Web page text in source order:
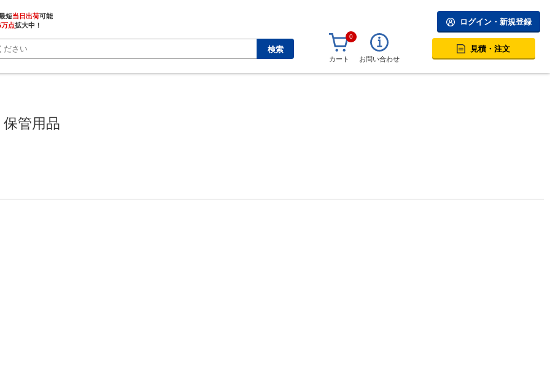
短当日出荷
万点拡大中！
検索
ログイン・新規登録
0
カート お問い合わせ
見積・注文
管用品